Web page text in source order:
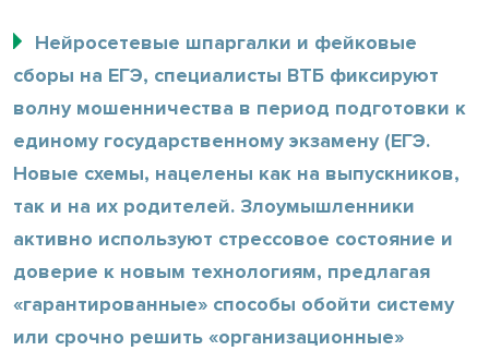
Нейросетевые шпаргалки и фейковые
сборы на ЕГЭ, специалисты ВТБ фиксируют
волну мошенничества в период подготовки к
единому государственному экзамену (ЕГЭ.
Новые схемы, нацелены как на выпускников,
так и на их родителей. Злоумышленники
активно используют стрессовое состояние и
доверие к новым технологиям, предлагая
«гарантированные» способы обойти систему
или срочно решить «организационные»